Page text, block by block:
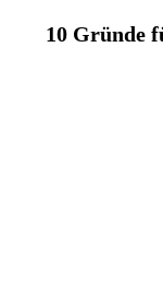
10 Gründe